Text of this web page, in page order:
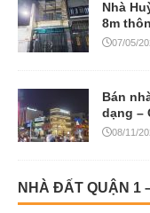
Nhà
8m
07/05/
Bán
dạng –
08/11/
NHÀ ĐẤT QUẬN 1